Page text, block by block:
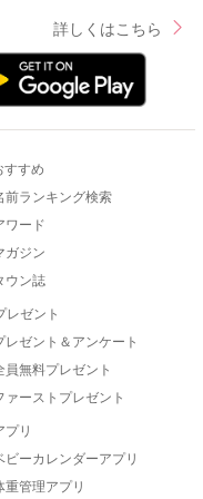
詳しくはこちら
すすめ
前ランキング検索
ワード
ガジン
ウン誌
レゼント
レゼント＆アンケート
員無料プレゼント
ァーストプレゼント
プリ
ビーカレンダーアプリ
重管理アプリ